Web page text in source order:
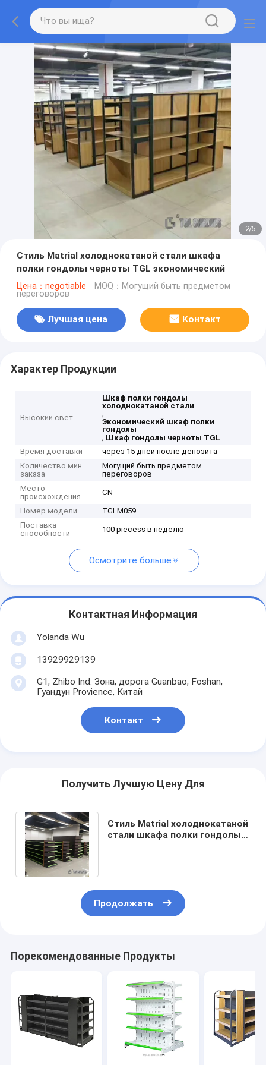
2/5
Стиль Matrial холоднокатаной стали шкафа
полки гондолы черноты TGL экономический
Цена：negotiable MOQ：Могущий быть предметом
переговоров
Лучшая цена Контакт
Характер Продукции
Высокий свет
Шкаф полки гондолы
холоднокатаной стали
,
Экономический шкаф полки
гондолы
, Шкаф гондолы черноты TGL
Время доставки
через 15 дней после депозита
Количество мин
заказа
Могущий быть предметом
переговоров
Место
происхождения
CN
Номер модели
TGLM059
Поставка
способности
100 piecess в неделю
Осмотрите больше
Контактная Информация
Yolanda Wu
13929929139
G1, Zhibo Ind. Зона, дорога Guanbao, Foshan,
Гуандун Provience, Китай
Контакт
Получить Лучшую Цену Для
Стиль Matrial холоднокатаной
стали шкафа полки гондолы
Продолжать
Порекомендованные Продукты